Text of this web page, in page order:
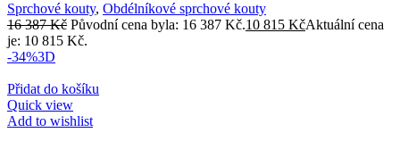
Sprchové kouty, Obdélníkové sprchové kouty
16 387Kč Původní cena byla: 16 387 Kč.10 815 KčAktuální cena
je: 10 815 Kč.
-34%3D
Přidat do košíku
Quick view
Add to wishlist